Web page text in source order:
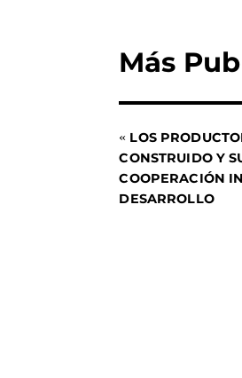
Más
« LOS
CONSTRUIDO Y
COOPERACIÓN
DESARROLLO